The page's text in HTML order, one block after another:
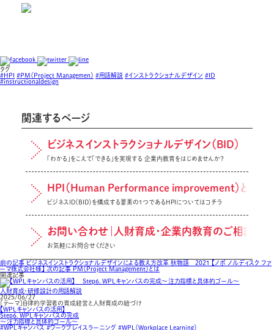
タグ
#HPI #PM（Project Managemen） #用語解説 #インストラクショナルデザイン #ID
#instructionaldesign
関連するページ
ビジネスインストラクショナルデザイン（BID）
「わかる」をこえて「できる」を実現する 企業内教育をはじめませんか？
HPI（Human Performance improvement）とは
ビジネスID（BID）を構成する要素の1つであるHPIについてはコチラ
お問い合わせ｜人財育成・企業内教育のご相談
お気軽にお問合せください
前の記事 ビジネスインストラクショナルデザインによる教え方改革 秋物語 2021 【ノボ ノルディスク ファ
ーマ株式会社様】 次の記事 PM（Project Management）とは
関連記事
人財育成・研修設計の用語解説
2025/06/27
［テーマ］自律的学習者の育成経営と人財育成の紐づけ
【WPLキャンバスの活用】
Step６．WPLキャンバスの完成
～注力指標と具体的ゴール～
#WPLキャンバス #ワークプレイスラーニング #WPL（Workplace Learning）